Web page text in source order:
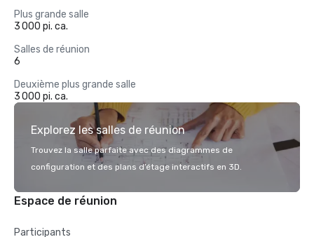
Plus grande salle
3 000 pi. ca.
Salles de réunion
6
Deuxième plus grande salle
3 000 pi. ca.
Explorez les salles de réunion
Trouvez la salle parfaite avec des diagrammes de
configuration et des plans d’étage interactifs en 3D.
Espace de réunion
Participants